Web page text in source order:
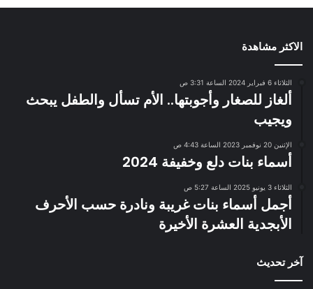
الاكثر مشاهدة
الثلاثاء 6 فبراير 2024 الساعة 3:31 ص
ألغاز للصغار وأجوبتها.. الأم تسأل والطفل يبحث
ويجيب
الإثنين 20 نوفمبر 2023 الساعة 4:43 ص
أسماء بنات دلع وخفيفة 2024
الثلاثاء 3 يونيو 2025 الساعة 5:27 ص
أجمل أسماء بنات غريبة ونادرة حسب الأحرف
الأبجدية العشرة الأخيرة
آخر تحديث